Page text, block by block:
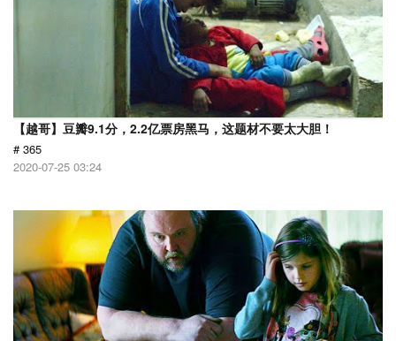
【越哥】豆瓣9.1分，2.2亿票房黑马，这题材不要太大胆！
# 365
2020-07-25 03:24